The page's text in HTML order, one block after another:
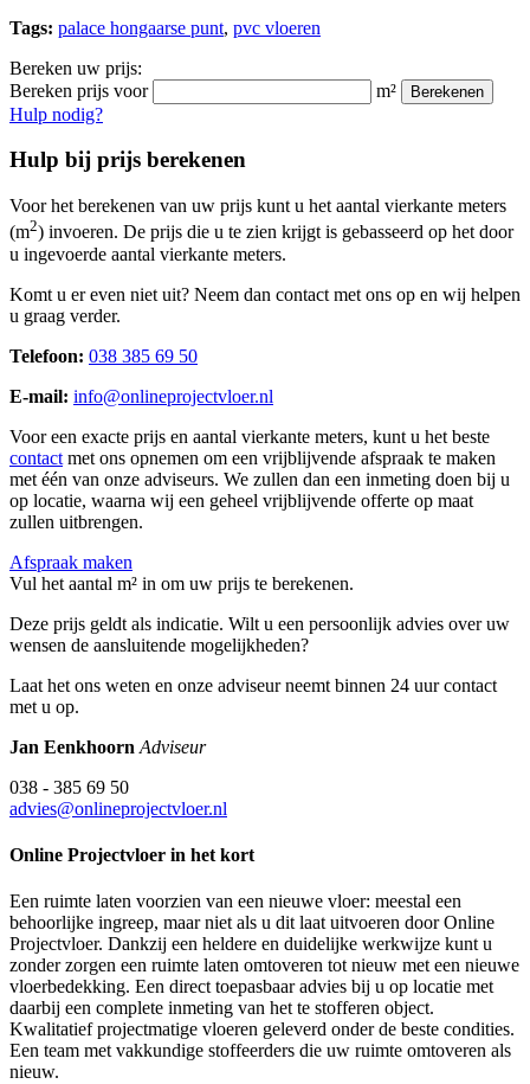
Tags: palace hongaarse punt, pvc vloeren
Bereken uw prijs:
Bereken prijs voor
m² Berekenen
Hulp nodig?
Hulp bij prijs berekenen
Voor het berekenen van uw prijs kunt u het aantal vierkante meters
(m2) invoeren. De prijs die u te zien krijgt is gebasseerd op het door
u ingevoerde aantal vierkante meters.
Komt u er even niet uit? Neem dan contact met ons op en wij helpen
u graag verder.
Telefoon: 038 385 69 50
E-mail: info@onlineprojectvloer.nl
Voor een exacte prijs en aantal vierkante meters, kunt u het beste
contact met ons opnemen om een vrijblijvende afspraak te maken
met één van onze adviseurs. We zullen dan een inmeting doen bij u
op locatie, waarna wij een geheel vrijblijvende offerte op maat
zullen uitbrengen.
Afspraak maken
Vul het aantal m² in om uw prijs te berekenen.
Deze prijs geldt als indicatie. Wilt u een persoonlijk advies over uw
wensen de aansluitende mogelijkheden?
Laat het ons weten en onze adviseur neemt binnen 24 uur contact
met u op.
Jan Eenkhoorn Adviseur
038 - 385 69 50
advies@onlineprojectvloer.nl
Online Projectvloer in het kort
Een ruimte laten voorzien van een nieuwe vloer: meestal een
behoorlijke ingreep, maar niet als u dit laat uitvoeren door Online
Projectvloer. Dankzij een heldere en duidelijke werkwijze kunt u
zonder zorgen een ruimte laten omtoveren tot nieuw met een nieuwe
vloerbedekking. Een direct toepasbaar advies bij u op locatie met
daarbij een complete inmeting van het te stofferen object.
Kwalitatief projectmatige vloeren geleverd onder de beste condities.
Een team met vakkundige stoffeerders die uw ruimte omtoveren als
nieuw.